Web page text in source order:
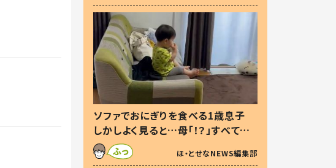
ソファでおにぎりを食べる1歳息子
しかしよく見ると…母「！？」すべてを
察した母の投稿に「可愛いから許
す！」「現行犯〜」
ほ・とせなNEWS編集部